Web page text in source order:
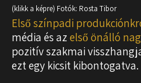
(klikk a képre) Fotók: Rosta Tibor
Első színpadi
média és az első önálló
pozitív szakmai
ezt egy kicsit kibontogatva.